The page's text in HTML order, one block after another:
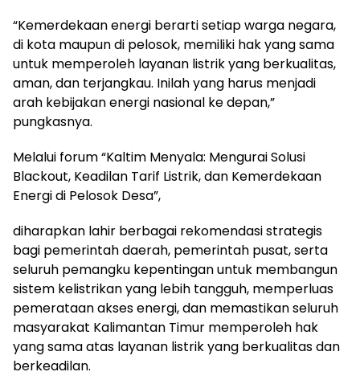
“Kemerdekaan energi berarti setiap warga negara,
di kota maupun di pelosok, memiliki hak yang sama
untuk memperoleh layanan listrik yang berkualitas,
aman, dan terjangkau. Inilah yang harus menjadi
arah kebijakan energi nasional ke depan,”
pungkasnya.
Melalui forum “Kaltim Menyala: Mengurai Solusi
Blackout, Keadilan Tarif Listrik, dan Kemerdekaan
Energi di Pelosok Desa”,
diharapkan lahir berbagai rekomendasi strategis
bagi pemerintah daerah, pemerintah pusat, serta
seluruh pemangku kepentingan untuk membangun
sistem kelistrikan yang lebih tangguh, memperluas
pemerataan akses energi, dan memastikan seluruh
masyarakat Kalimantan Timur memperoleh hak
yang sama atas layanan listrik yang berkualitas dan
berkeadilan.